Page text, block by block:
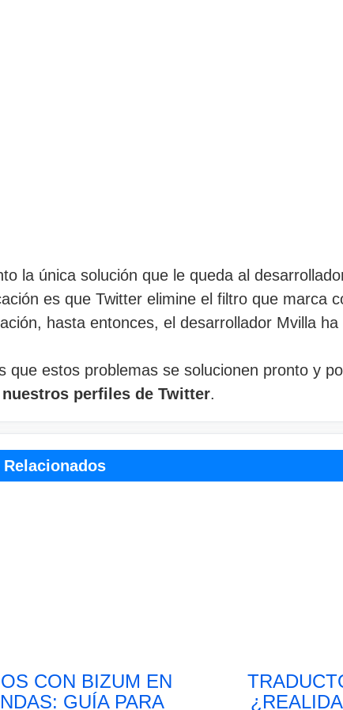
la única solución que le queda al
es que Twitter elimine el filtro que marca
hasta entonces, el desarrollador Mvilla
que estos problemas se solucionen pronto y
perfiles de Twitter.
CON BIZUM EN
GUÍA PARA